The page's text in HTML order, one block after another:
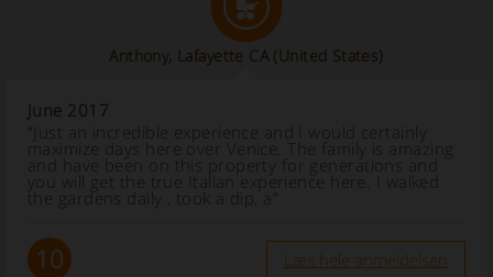
Anthony, Lafayette CA (United States)
June 2017
“Just an incredible experience and I would certainly
maximize days here over Venice. The family is amazing
and have been on this property for generations and
you will get the true Italian experience here. I walked
the gardens daily , took a dip, a”
10 Læs hele anmeldelsen